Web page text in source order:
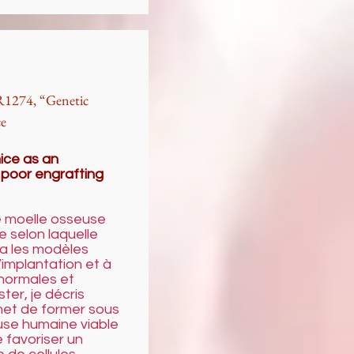
“Genetic
as an
engrafting
osseuse
selon laquelle
les modèles
et à
et
je décris
de former sous
humaine viable
favoriser un